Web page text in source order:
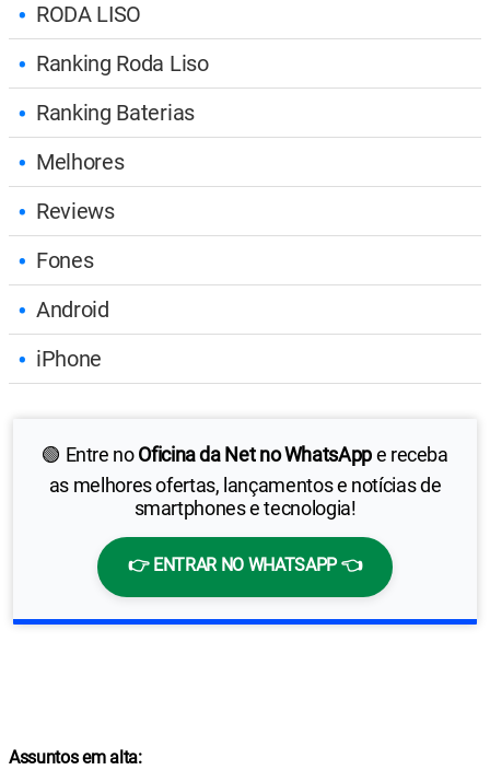
RODA LISO
Ranking Roda Liso
Ranking Baterias
Melhores
Reviews
Fones
Android
iPhone
🟢 Entre noOficina da Net no WhatsAppe receba
as melhores ofertas, lançamentos e notícias de
smartphones e tecnologia!
👉 ENTRAR NO WHATSAPP 👈
Assuntos em alta: